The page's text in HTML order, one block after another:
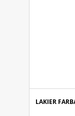
LAKIER